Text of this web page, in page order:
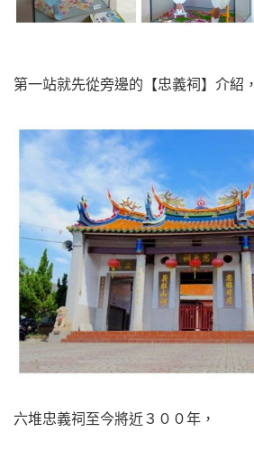
第一站就先從旁邊的【忠義祠】介紹，
六堆忠義祠至今將近３００年，